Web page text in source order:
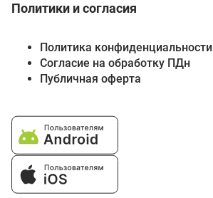
Политики и согласия
Политика конфиденциальности
Согласие на обработку ПДн
Публичная оферта